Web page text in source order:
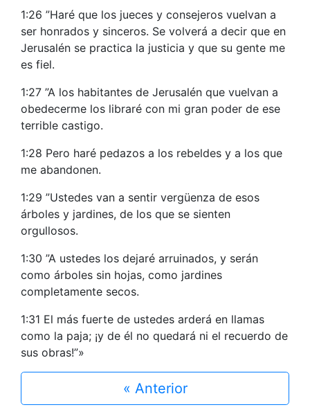
1:26 ”Haré que los jueces y consejeros vuelvan a
ser honrados y sinceros. Se volverá a decir que en
Jerusalén se practica la justicia y que su gente me
es fiel.
1:27 ”A los habitantes de Jerusalén que vuelvan a
obedecerme los libraré con mi gran poder de ese
terrible castigo.
1:28 Pero haré pedazos a los rebeldes y a los que
me abandonen.
1:29 ”Ustedes van a sentir vergüenza de esos
árboles y jardines, de los que se sienten
orgullosos.
1:30 ”A ustedes los dejaré arruinados, y serán
como árboles sin hojas, como jardines
completamente secos.
1:31 El más fuerte de ustedes arderá en llamas
como la paja; ¡y de él no quedará ni el recuerdo de
sus obras!”»
« Anterior